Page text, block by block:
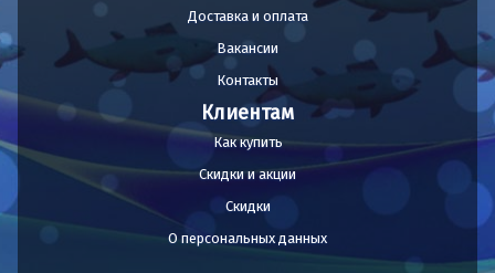
Доставка и оплата
Вакансии
Контакты
Клиентам
Как купить
Скидки и акции
Скидки
О персональных данных